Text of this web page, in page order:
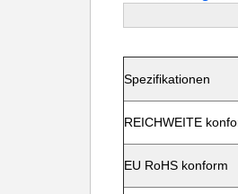
Spezifikationen
REICHWEITE
EU RoHS konform